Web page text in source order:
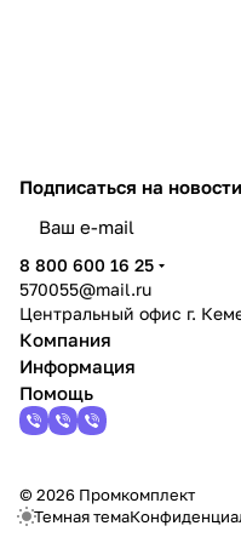
004/2011 и ГОСТ Р 52868-
Подписаться на
8 800 600 16 25
570055@mail.ru
Центральный офис г.
Компания
Информация
Помощь
© 2026 Промкомплект
Темная тема